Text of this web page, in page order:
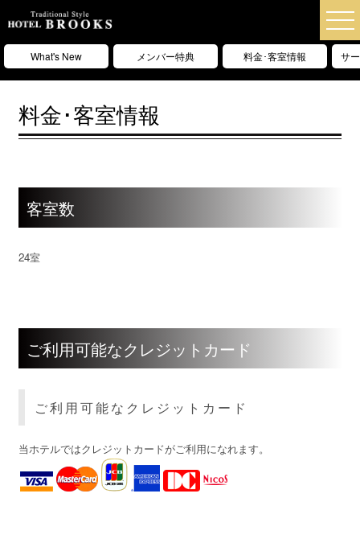
What's New メンバー特典 料金･客室情報 サ
料金･客室情報
客室数
24室
ご利用可能なクレジットカード
ご利用可能なクレジットカード
当ホテルではクレジットカードがご利用になれます。